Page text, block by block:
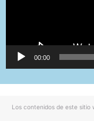
00:00
Los contenidos de este sitio